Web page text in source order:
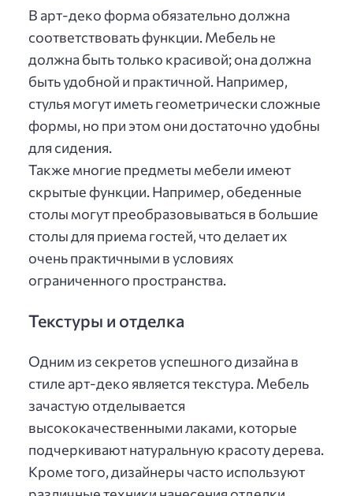
В арт-деко форма обязательно должна
соответствовать функции. Мебель не
должна быть только красивой; она должна
быть удобной и практичной. Например,
стулья могут иметь геометрически сложные
формы, но при этом они достаточно удобны
для сидения.
Также многие предметы мебели имеют
скрытые функции. Например, обеденные
столы могут преобразовываться в большие
столы для приема гостей, что делает их
очень практичными в условиях
ограниченного пространства.
Текстуры и отделка
Одним из секретов успешного дизайна в
стиле арт-деко является текстура. Мебель
зачастую отделывается
высококачественными лаками, которые
подчеркивают натуральную красоту дерева.
Кроме того, дизайнеры часто используют